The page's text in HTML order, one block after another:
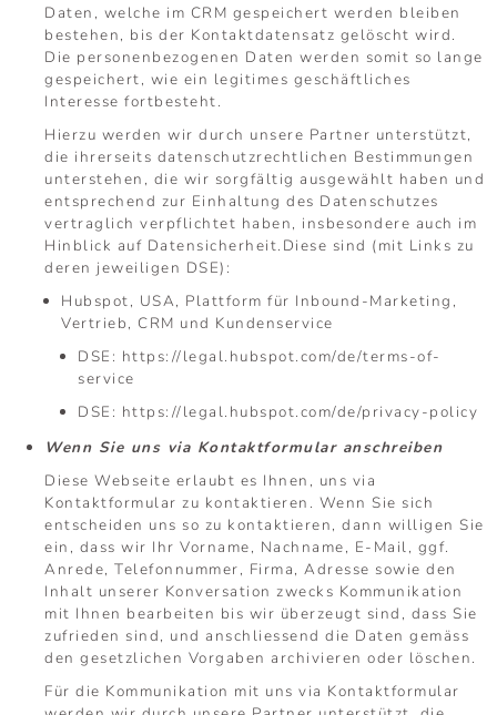
Daten, welche im CRM gespeichert werden bleiben
bestehen, bis der Kontaktdatensatz gelöscht wird.
Die personenbezogenen Daten werden somit so lange
gespeichert, wie ein legitimes geschäftliches
Interesse fortbesteht.
Hierzu werden wir durch unsere Partner unterstützt,
die ihrerseits datenschutzrechtlichen Bestimmungen
unterstehen, die wir sorgfältig ausgewählt haben und
entsprechend zur Einhaltung des Datenschutzes
vertraglich verpflichtet haben, insbesondere auch im
Hinblick auf Datensicherheit.Diese sind (mit Links zu
deren jeweiligen DSE):
Hubspot, USA, Plattform für Inbound-Marketing,
Vertrieb, CRM und Kundenservice
DSE: https://legal.hubspot.com/de/terms-of-
service
DSE: https://legal.hubspot.com/de/privacy-policy
Wenn Sie uns via Kontaktformular anschreiben
Diese Webseite erlaubt es Ihnen, uns via
Kontaktformular zu kontaktieren. Wenn Sie sich
entscheiden uns so zu kontaktieren, dann willigen Sie
ein, dass wir Ihr Vorname, Nachname, E-Mail, ggf.
Anrede, Telefonnummer, Firma, Adresse sowie den
Inhalt unserer Konversation zwecks Kommunikation
mit Ihnen bearbeiten bis wir überzeugt sind, dass Sie
zufrieden sind, und anschliessend die Daten gemäss
den gesetzlichen Vorgaben archivieren oder löschen.
Für die Kommunikation mit uns via Kontaktformular